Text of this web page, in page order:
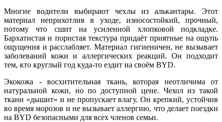
Многие водители выбирают чехлы из алькантары. Этот
материал неприхотлив в уходе, износостойкий, прочный,
потому что сшит на усиленной хлопковой подкладке.
Бархатистая и пористая текстура придаёт приятные на ощупь
ощущения и расслабляет. Материал гигиеничен, не вызывает
заболеваний кожи и аллергических реакций. Он подходит
тем, кто круглый год куда-то ездит на своём BYD.
Экокожа - восхитительная ткань, которая неотличима от
натуральной кожи, но по доступной цене. Чехол из такой
ткани «дышит» и не пропускает влагу. Он крепкий, устойчив
во время морозов и не вызывает аллергию, что делает поездки
на BYD безопасными для всех членов семьи.